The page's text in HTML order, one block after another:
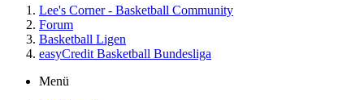
Lee's Corner - Basketball Community
Forum
Basketball Ligen
easyCredit Basketball Bundesliga
Menü